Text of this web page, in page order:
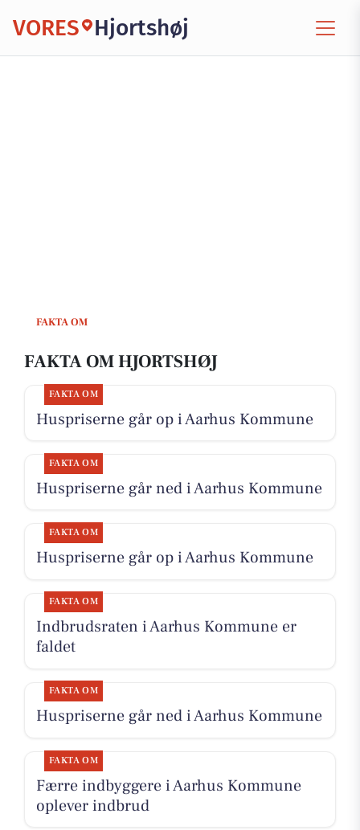
VORES Hjortshøj
FAKTA OM
FAKTA OM HJORTSHØJ
FAKTA OM
Huspriserne går op i Aarhus Kommune
FAKTA OM
Huspriserne går ned i Aarhus Kommune
FAKTA OM
Huspriserne går op i Aarhus Kommune
FAKTA OM
Indbrudsraten i Aarhus Kommune er
faldet
FAKTA OM
Huspriserne går ned i Aarhus Kommune
FAKTA OM
Færre indbyggere i Aarhus Kommune
oplever indbrud